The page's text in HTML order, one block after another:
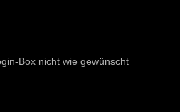
Box nicht wie gewünscht